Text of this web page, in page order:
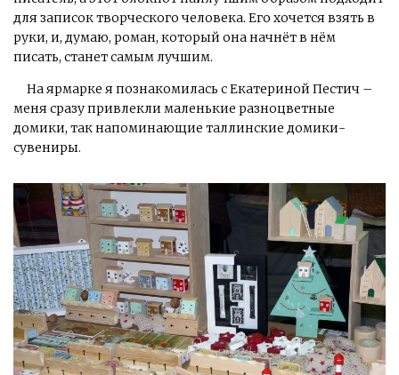
для записок творческого человека. Его хочется взять в
руки, и, думаю, роман, который она начнёт в нём
писать, станет самым лучшим.
На ярмарке я познакомилась с Екатериной Пестич –
меня сразу привлекли маленькие разноцветные
домики, так напоминающие таллинские домики-
сувениры.